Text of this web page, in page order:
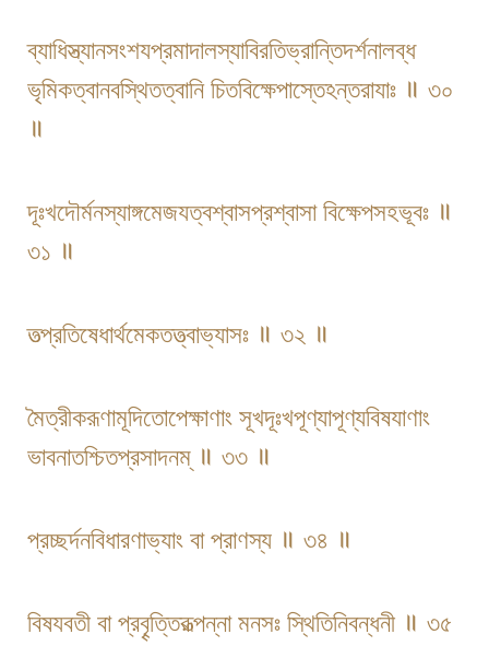
ব্যাধিস্ত্যান​সংশযপ্রমাদালস্যা​বিরতিভ্রান্তিদর্শনালব্ধ​
ভৃমিকত্বানবস্থিতত্বানি চিতবিক্ষেপাস্তেঽন্তরাযাঃ ॥ ৩০
॥
দূঃখদৌর্মনস্যাঙ্গমেজযত্বশ্বাসপ্রশ্বাসা বিক্ষেপসহভূবঃ ॥
৩১ ॥
তত্প্রতিষেধার্থমেকতত্ত্বাভ্যাসঃ ॥ ৩২ ॥
মৈত্রীকরূণামূদিতোপেক্ষাণাং সূখদূঃখপূণ্যাপূণ্যবিষযাণাং
ভাবনাতশ্চিতপ্রসাদনম্ ॥ ৩৩ ॥
প্রচ্ছর্দনবিধারণাভ্যাং বা প্রাণস্য ॥ ৩৪ ॥
বিষযবতী বা প্রবৄত্তিরূত্পন্না মনসঃ স্থিতিনিবন্ধনী ॥ ৩৫